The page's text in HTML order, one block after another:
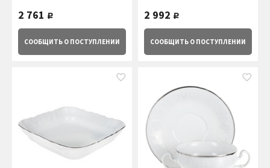
2 761 руб.
СООБЩИТЬ О ПОСТУПЛЕНИИ
2 992 руб.
СООБЩИТЬ О ПОСТУПЛЕНИИ